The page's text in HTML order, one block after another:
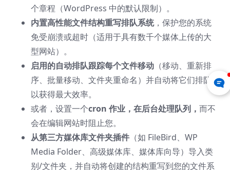
个章程（WordPress 中的默认限制）。
内置高性能文件结构重写排队系统，保护您的系统
免受崩溃或超时（适用于具有数千个媒体上传的大
型网站）。
启用的自动排队跟踪每个文件移动 （移动、重新排
序、批量移动、文件夹重命名）并自动将它们排队
以获得最大效率。
或者，设置一个cron 作业，在后台处理队列， 而不
会在编辑网站时阻止您。
从第三方媒体库文件夹插件 （如 FileBird、WP
Media Folder、高级媒体库、媒体库向导）导入类
别/文件夹，并自动将创建的结构重写到您的文件系